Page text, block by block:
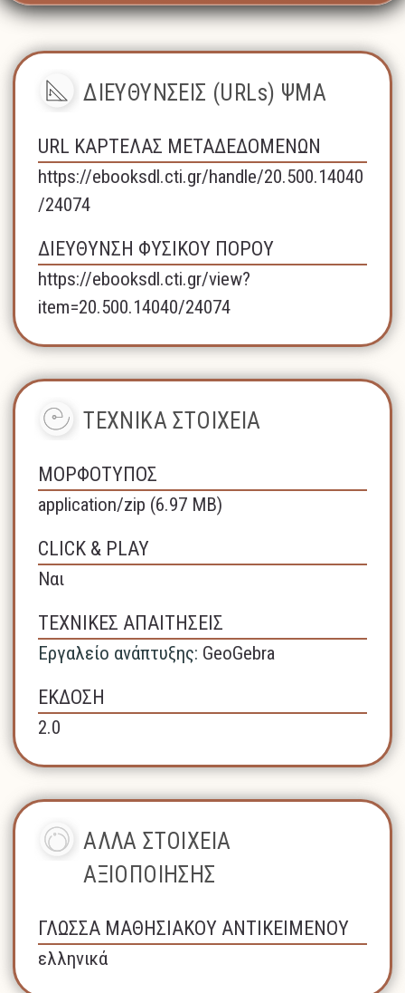
ΔΙΕΥΘΥΝΣΕΙΣ (URLs) ΨΜΑ
URL ΚΑΡΤΕΛΑΣ ΜΕΤΑΔΕΔΟΜΕΝΩΝ
https://ebooksdl.cti.gr/handle/20.500.14040
/24074
ΔΙΕΥΘΥΝΣΗ ΦΥΣΙΚΟΥ ΠΟΡΟΥ
https://ebooksdl.cti.gr/view?
item=20.500.14040/24074
ΤΕΧΝΙΚΑ ΣΤΟΙΧΕΙΑ
ΜΟΡΦΟΤΥΠΟΣ
application/zip (6.97 MB)
CLICK & PLAY
Ναι
ΤΕΧΝΙΚΕΣ ΑΠΑΙΤΗΣΕΙΣ
Εργαλείο ανάπτυξης: GeoGebra
ΕΚΔΟΣΗ
2.0
ΑΛΛΑ ΣΤΟΙΧΕΙΑ
ΑΞΙΟΠΟΙΗΣΗΣ
ΓΛΩΣΣΑ ΜΑΘΗΣΙΑΚΟΥ ΑΝΤΙΚΕΙΜΕΝΟΥ
ελληνικά